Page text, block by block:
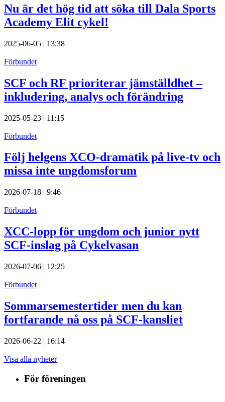
Nu är det hög tid att söka till Dala Sports
Academy Elit cykel!
2025-06-05 | 13:38
Förbundet
SCF och RF prioriterar jämställdhet –
inkludering, analys och förändring
2025-05-23 | 11:15
Förbundet
Följ helgens XCO-dramatik på live-tv och
missa inte ungdomsforum
2026-07-18 | 9:46
Förbundet
XCC-lopp för ungdom och junior nytt
SCF-inslag på Cykelvasan
2026-07-06 | 12:25
Förbundet
Sommarsemestertider men du kan
fortfarande nå oss på SCF-kansliet
2026-06-22 | 16:14
Visa alla nyheter
För föreningen